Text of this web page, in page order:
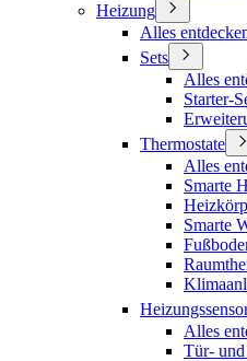
Heizung
Alles
Sets
Alles
Starter-
Thermostate
Alles
Smarte
Smarte
Alles
Tür- und